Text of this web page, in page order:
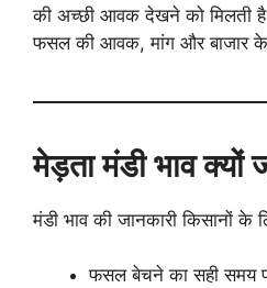
की अच्छी आवक देखने को मिलती
फसल की आवक, मांग और बाजार के
मेड़ता मंडी भाव क्यों
मंडी भाव की जानकारी किसानों के
फसल बेचने का सही समय